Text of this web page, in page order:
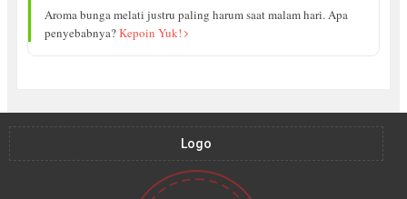
Aroma bunga melati justru paling harum saat malam hari. Apa
penyebabnya?Kepoin Yuk!
Logo